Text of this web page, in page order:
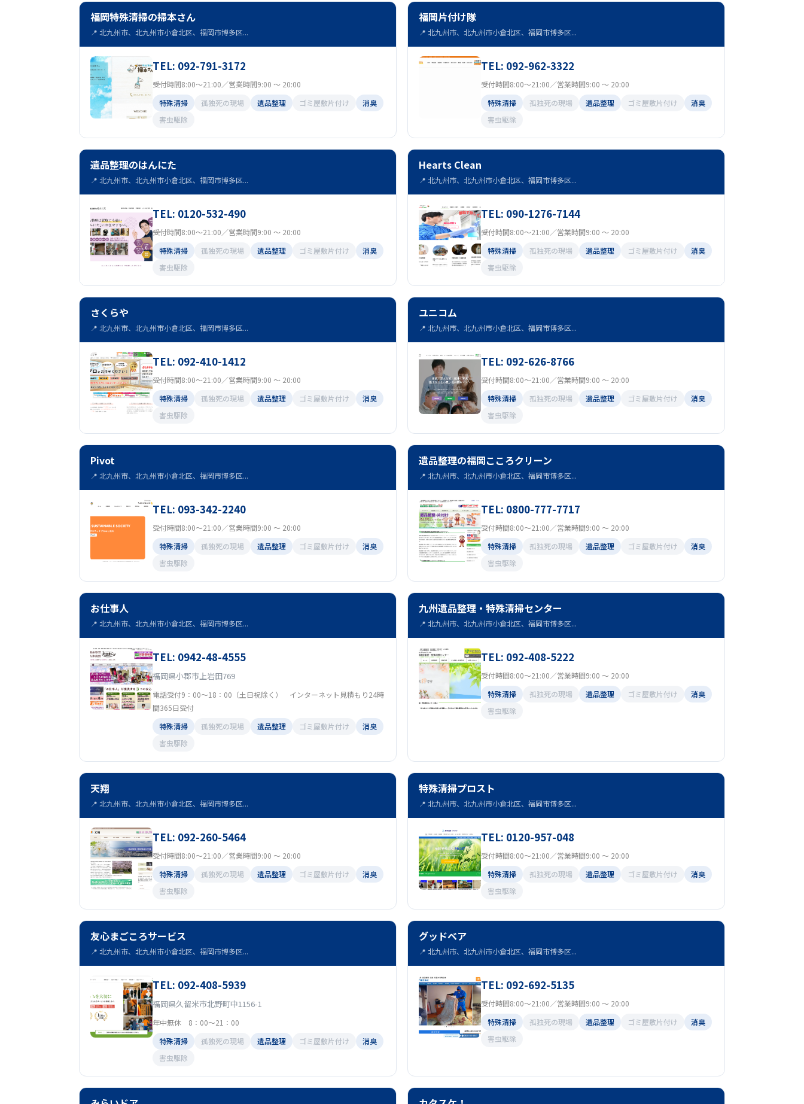
福岡特殊清掃の掃本さん
📍 北九州市、北九州市小倉北区、福岡市博多区...
TEL: 092-791-3172
受付時間8:00～21:00／営業時間9:00 ～ 20:00
特殊清掃
孤独死の現場 遺品整理 ゴミ屋敷片付け
消臭
害虫駆除
福岡片付け隊
📍 北九州市、北九州市小倉北区、福岡市博多区...
TEL: 092-962-3322
受付時間8:00～21:00／営業時間9:00 ～ 20:00
特殊清掃
孤独死の現場 遺品整理 ゴミ屋敷片付け
消臭
害虫駆除
遺品整理のはんにた
📍 北九州市、北九州市小倉北区、福岡市博多区...
TEL: 0120-532-490
受付時間8:00～21:00／営業時間9:00 ～ 20:00
特殊清掃
孤独死の現場 遺品整理 ゴミ屋敷片付け
消臭
害虫駆除
Hearts Clean
📍 北九州市、北九州市小倉北区、福岡市博多区...
TEL: 090-1276-7144
受付時間8:00～21:00／営業時間9:00 ～ 20:00
特殊清掃
孤独死の現場 遺品整理 ゴミ屋敷片付け
消臭
害虫駆除
さくらや
📍 北九州市、北九州市小倉北区、福岡市博多区...
TEL: 092-410-1412
受付時間8:00～21:00／営業時間9:00 ～ 20:00
特殊清掃
孤独死の現場 遺品整理 ゴミ屋敷片付け
消臭
害虫駆除
ユニコム
📍 北九州市、北九州市小倉北区、福岡市博多区...
TEL: 092-626-8766
受付時間8:00～21:00／営業時間9:00 ～ 20:00
特殊清掃
孤独死の現場 遺品整理 ゴミ屋敷片付け
消臭
害虫駆除
Pivot
📍 北九州市、北九州市小倉北区、福岡市博多区...
TEL: 093-342-2240
受付時間8:00～21:00／営業時間9:00 ～ 20:00
特殊清掃
孤独死の現場 遺品整理 ゴミ屋敷片付け
消臭
害虫駆除
遺品整理の福岡こころクリーン
📍 北九州市、北九州市小倉北区、福岡市博多区...
TEL: 0800-777-7717
受付時間8:00～21:00／営業時間9:00 ～ 20:00
特殊清掃
孤独死の現場 遺品整理 ゴミ屋敷片付け
消臭
害虫駆除
お仕事人
📍 北九州市、北九州市小倉北区、福岡市博多区...
TEL: 0942-48-4555
福岡県小郡市上岩田769
電話受付9：00～18：00（土日祝除く） インターネット見積もり24時
間365日受付
特殊清掃
孤独死の現場 遺品整理 ゴミ屋敷片付け
消臭
害虫駆除
九州遺品整理・特殊清掃センター
📍 北九州市、北九州市小倉北区、福岡市博多区...
TEL: 092-408-5222
受付時間8:00～21:00／営業時間9:00 ～ 20:00
特殊清掃
孤独死の現場 遺品整理 ゴミ屋敷片付け
消臭
害虫駆除
天翔
📍 北九州市、北九州市小倉北区、福岡市博多区...
TEL: 092-260-5464
受付時間8:00～21:00／営業時間9:00 ～ 20:00
特殊清掃
孤独死の現場 遺品整理 ゴミ屋敷片付け
消臭
害虫駆除
特殊清掃プロスト
📍 北九州市、北九州市小倉北区、福岡市博多区...
TEL: 0120-957-048
受付時間8:00～21:00／営業時間9:00 ～ 20:00
特殊清掃
孤独死の現場 遺品整理 ゴミ屋敷片付け
消臭
害虫駆除
友心まごころサービス
📍 北九州市、北九州市小倉北区、福岡市博多区...
TEL: 092-408-5939
福岡県久留米市北野町中1156-1
年中無休 8：00～21：00
特殊清掃
孤独死の現場 遺品整理 ゴミ屋敷片付け
消臭
害虫駆除
グッドベア
📍 北九州市、北九州市小倉北区、福岡市博多区...
TEL: 092-692-5135
受付時間8:00～21:00／営業時間9:00 ～ 20:00
特殊清掃
孤独死の現場 遺品整理 ゴミ屋敷片付け
消臭
害虫駆除